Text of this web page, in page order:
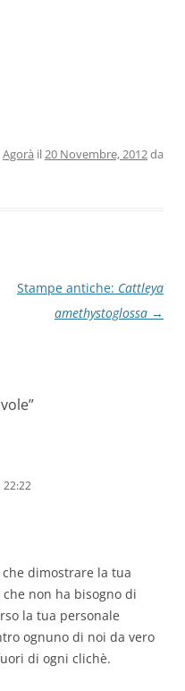
Agorà il 20 Novembre, 2012da
Stampe antiche: Cattleya
amethystoglossa →
”
22:22
dimostrare la tua
non ha bisogno di
la tua personale
ognuno di noi da vero
di ogni clichè.